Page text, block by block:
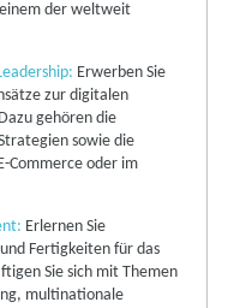
der weltweit
Erwerben Sie
zur digitalen
gehören die
sowie die
Commerce oder im
Erlernen Sie
Fertigkeiten für das
Sie sich mit Themen
multinationale